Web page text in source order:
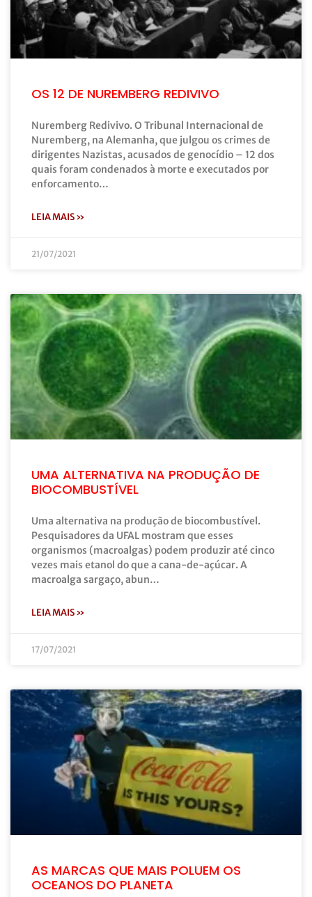
OS 12 DE NUREMBERG REDIVIVO
Nuremberg Redivivo. O Tribunal Internacional de
Nuremberg, na Alemanha, que julgou os crimes de
dirigentes Nazistas, acusados de genocídio – 12 dos
quais foram condenados à morte e executados por
enforcamento…
LEIA MAIS »
21/07/2021
UMA ALTERNATIVA NA PRODUÇÃO DE
BIOCOMBUSTÍVEL
Uma alternativa na produção de biocombustível.
Pesquisadores da UFAL mostram que esses
organismos (macroalgas) podem produzir até cinco
vezes mais etanol do que a cana-de-açúcar. A
macroalga sargaço, abun…
LEIA MAIS »
17/07/2021
AS MARCAS QUE MAIS POLUEM OS
OCEANOS DO PLANETA